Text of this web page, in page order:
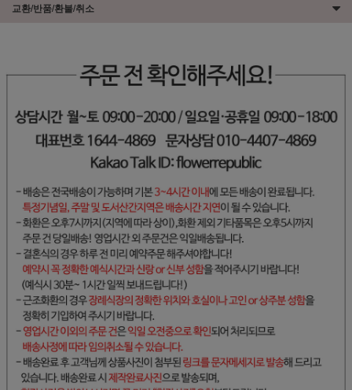
교환/반품/환불/취소